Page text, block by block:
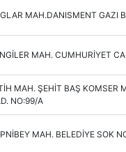
MAH.DANISMENT GAZI
MAH. CUMHURİYET
MAH. ŞEHİT BAŞ KOMSER
NO:99/A
MAH. BELEDİYE SOK